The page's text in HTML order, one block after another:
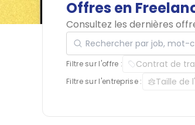
Offres en
Consultez les dernières
Rechercher par job, mot-clé
Filtre sur l'offre : Contrat de
Filtre sur l'entreprise : Taille de